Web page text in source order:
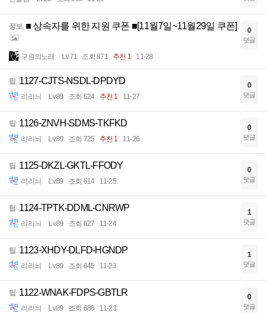
정보 ■ 상속자를 위한 지원 쿠폰 ■[11월7일~11월29일 쿠폰]
구원의노래 Lv.71 조회 871 추천 1 11-28
0
댓글
팁 1127-CJTS-NSDL-DPDYD
리리늬 Lv.89 조회 624 추천 1 11-27
0
댓글
팁 1126-ZNVH-SDMS-TKFKD
리리늬 Lv.89 조회 725 추천 1 11-26
0
댓글
팁 1125-DKZL-GKTL-FFODY
리리늬 Lv.89 조회 614 11-25
0
댓글
팁 1124-TPTK-DDML-CNRWP
리리늬 Lv.89 조회 627 11-24
1
댓글
팁 1123-XHDY-DLFD-HGNDP
리리늬 Lv.89 조회 645 11-23
1
댓글
팁 1122-WNAK-FDPS-GBTLR
리리늬 Lv.89 조회 686 11-23
0
댓글